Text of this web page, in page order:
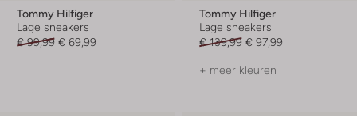
Tommy Hilfiger
Lage sneakers
€ 99,99 € 69,99
Tommy Hilfiger
Lage sneakers
€ 139,99 € 97,99
+ meer kleuren